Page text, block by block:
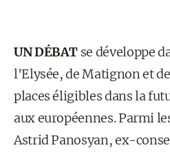
UN DÉBAT se développe
l'Elysée, de Matignon et
places éligibles dans la
aux européennes. Parmi
Astrid Panosyan, ex-